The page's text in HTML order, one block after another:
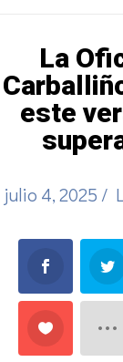
La
este
julio 4, 2025 /